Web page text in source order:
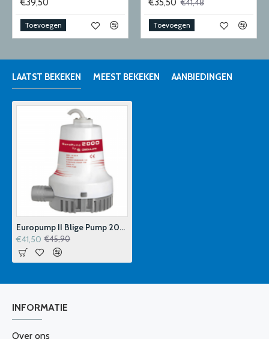
Toevoegen
€41,48
Toevoegen
LAATST BEKEKEN MEEST BEKEKEN AANBIEDINGEN
Europump II Blige Pump 2000 12V
€41,50 €45,90
INFORMATIE
Over ons